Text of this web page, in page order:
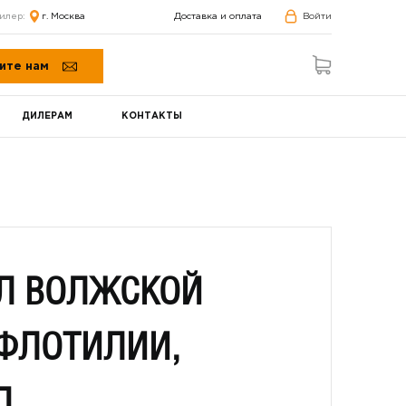
г. Москва Доставка и оплата Войти
нам
ДИЛЕРАМ КОНТАКТЫ
ВОЛЖСКОЙ